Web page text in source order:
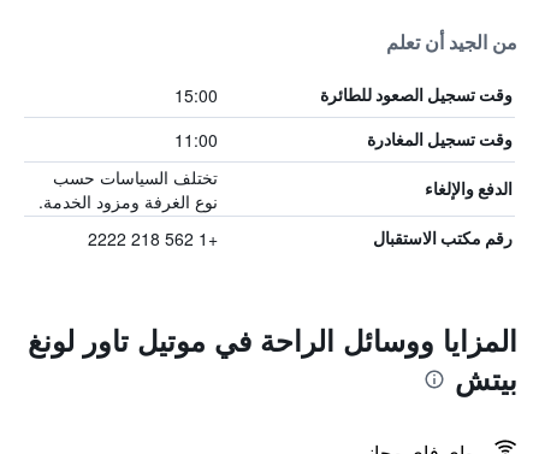
من الجيد أن تعلم
وقت تسجيل الصعود للطائرة 15:00
وقت تسجيل المغادرة 11:00
الدفع والإلغاء
تختلف السياسات حسب
نوع الغرفة ومزود الخدمة.
رقم مكتب الاستقبال +1 562 218 2222
المزايا ووسائل الراحة في موتيل تاور لونغ
بيتش